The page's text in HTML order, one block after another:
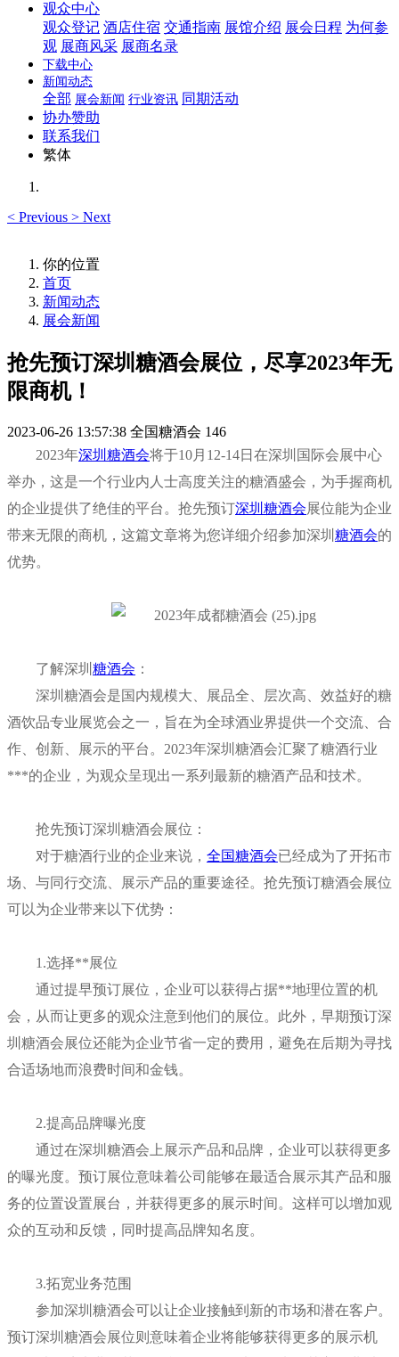
观众中心
观众登记 酒店住宿 交通指南 展馆介绍 展会日程 为何参
观 展商风采 展商名录
下载中心
新闻动态
全部 展会新闻 行业资讯 同期活动
协办赞助
联系我们
繁体
< Previous > Next
你的位置
首页
新闻动态
展会新闻
抢先预订深圳糖酒会展位，尽享2023年无
限商机！
2023-06-26 13:57:38 全国糖酒会 146
2023年深圳糖酒会将于10月12-14日在深圳国际会展中心
举办，这是一个行业内人士高度关注的糖酒盛会，为手握商机
的企业提供了绝佳的平台。抢先预订深圳糖酒会展位能为企业
带来无限的商机，这篇文章将为您详细介绍参加深圳 糖酒会的
优势。
了解深圳 糖酒会 ：
深圳糖酒会是国内规模大、展品全、层次高、效益好的糖
酒饮品专业展览会之一，旨在为全球酒业界提供一个交流、合
作、创新、展示的平台。2023年深圳糖酒会汇聚了糖酒行业
***的企业，为观众呈现出一系列最新的糖酒产品和技术。
抢先预订深圳糖酒会展位：
对于糖酒行业的企业来说， 全国糖酒会已经成为了开拓市
场、与同行交流、展示产品的重要途径。抢先预订糖酒会展位
可以为企业带来以下优势：
1.选择**展位
通过提早预订展位，企业可以获得占据**地理位置的机
会，从而让更多的观众注意到他们的展位。此外，早期预订深
圳糖酒会展位还能为企业节省一定的费用，避免在后期为寻找
合适场地而浪费时间和金钱。
2.提高品牌曝光度
通过在深圳糖酒会上展示产品和品牌，企业可以获得更多
的曝光度。预订展位意味着公司能够在最适合展示其产品和服
务的位置设置展台，并获得更多的展示时间。这样可以增加观
众的互动和反馈，同时提高品牌知名度。
3.拓宽业务范围
参加深圳糖酒会可以让企业接触到新的市场和潜在客户。
预订深圳糖酒会展位则意味着企业将能够获得更多的展示机